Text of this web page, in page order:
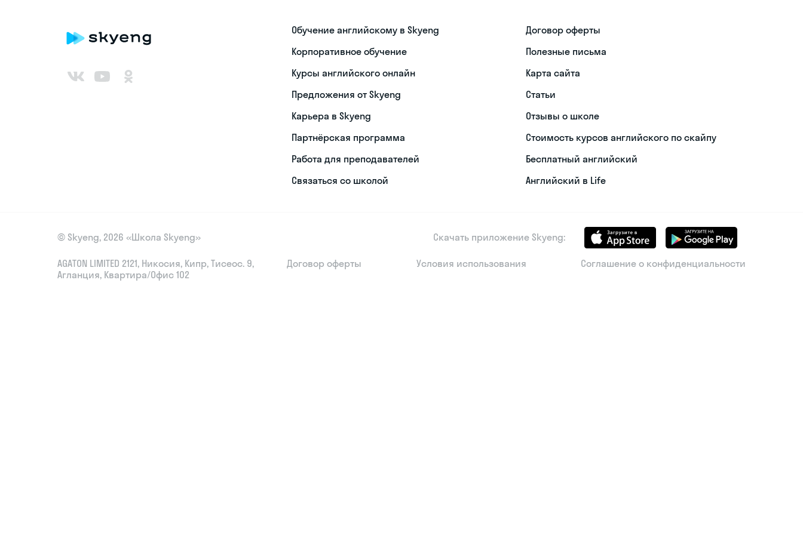
Обучение английскому в Skyeng
Корпоративное обучение
Курсы английского онлайн
Предложения от Skyeng
Карьера в Skyeng
Партнёрская программа
Работа для преподавателей
Связаться со школой
Договор оферты
Полезные письма
Карта сайта
Статьи
Отзывы о школе
Стоимость курсов английского по скайпу
Бесплатный английский
Английский в Life
© Skyeng, 2026 «Школа Skyeng» Скачать приложение Skyeng:
AGATON LIMITED 2121, Никосия, Кипр, Тисеос. 9,
Агланция, Квартира/Офис 102
Договор оферты Условия использования Соглашение о конфиденциальности